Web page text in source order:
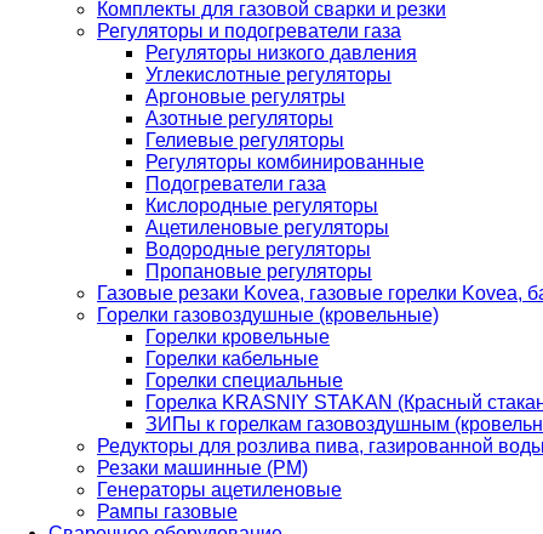
Комплекты для газовой сварки и резки
Регуляторы и подогреватели газа
Регуляторы низкого давления
Углекислотные регуляторы
Аргоновые регулятры
Азотные регуляторы
Гелиевые регуляторы
Регуляторы комбинированные
Подогреватели газа
Кислородные регуляторы
Ацетиленовые регуляторы
Водородные регуляторы
Пропановые регуляторы
Газовые резаки Kovea, газовые горелки Kovea,
Горелки газовоздушные (кровельные)
Горелки кровельные
Горелки кабельные
Горелки специальные
Горелка KRASNIY STAKAN (Красный
ЗИПы к горелкам газовоздушным
Редукторы для розлива пива, газированной
Резаки машинные (РМ)
Генераторы ацетиленовые
Рампы газовые